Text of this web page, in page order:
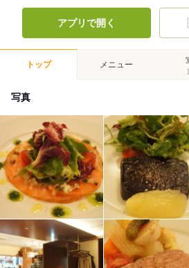
アプリで開く
トップ メニュー
写真